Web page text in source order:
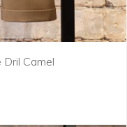
Camel